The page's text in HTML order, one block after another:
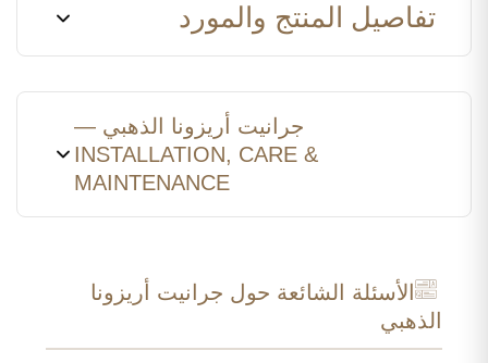
تفاصيل المنتج والمورد
جرانيت أريزونا الذهبي —
INSTALLATION, CARE &
MAINTENANCE
الأسئلة الشائعة حول جرانيت أريزونا
الذهبي